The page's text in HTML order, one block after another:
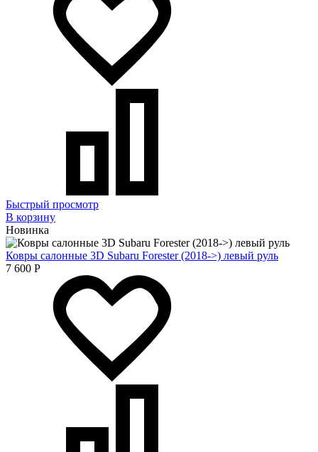
Быстрый просмотр
В корзину
Новинка
Ковры салонные 3D Subaru Forester (2018->) левый руль
7 600 Р